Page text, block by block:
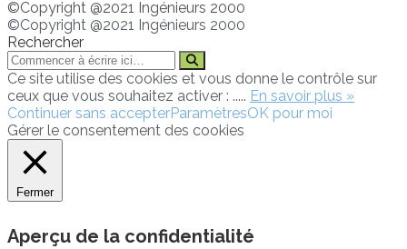
©Copyright @2021 Ingénieurs 2000
©Copyright @2021 Ingénieurs 2000
Rechercher
Ce site utilise des cookies et vous donne le contrôle sur
ceux que vous souhaitez activer : ..... En savoir plus »
Continuer sans accepterParamètresOK pour moi
Gérer le consentement des cookies
Fermer
Aperçu de la confidentialité